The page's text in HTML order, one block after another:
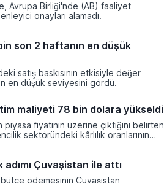
Avrupa Birliği'nde (AB) faaliyet
onayları alamadı.
son 2 haftanın en düşük
satış baskısının etkisiyle değer
en düşük seviyesini gördü.
maliyeti 78 bin dolara yükseldi
fiyatının üzerine çıktığını belirten
sektöründeki kârlılık oranlarının
Çuvaşistan ile attı
ödemesinin Çuvaşistan